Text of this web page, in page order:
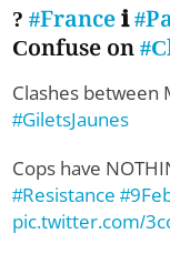
?#Franceℹ
Confuse on
Clashes between
#GiletsJaunes
Cops have
#Resistance
pic.twitter.com/